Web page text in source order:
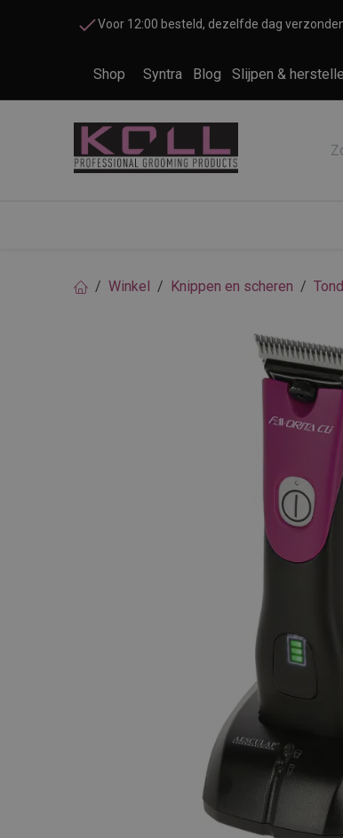
Voor 12:00 besteld, dezelfde dag
Shop Syntra Blog Slijpen &
Winkel Knippen en scheren